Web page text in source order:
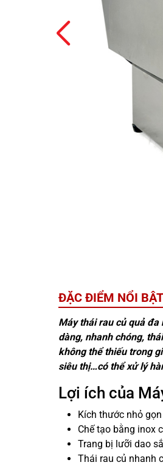
ĐẶC ĐIỂM NỔI BẬT
Máy thái rau củ quả đa
dàng, nhanh chóng,
không thể thiếu trong
siêu thị…có thể xử lý
Lợi ích của
Kích thước nhỏ
Chế tạo bằng inox
Trang bị lưỡi dao
Thái rau củ nhanh